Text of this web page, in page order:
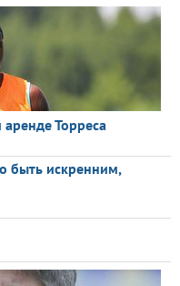
Торреса
быть искренним,